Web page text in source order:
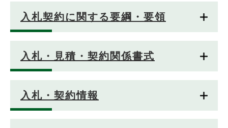
入札契約に関する要綱・要領
入札・見積・契約関係書式
入札・契約情報